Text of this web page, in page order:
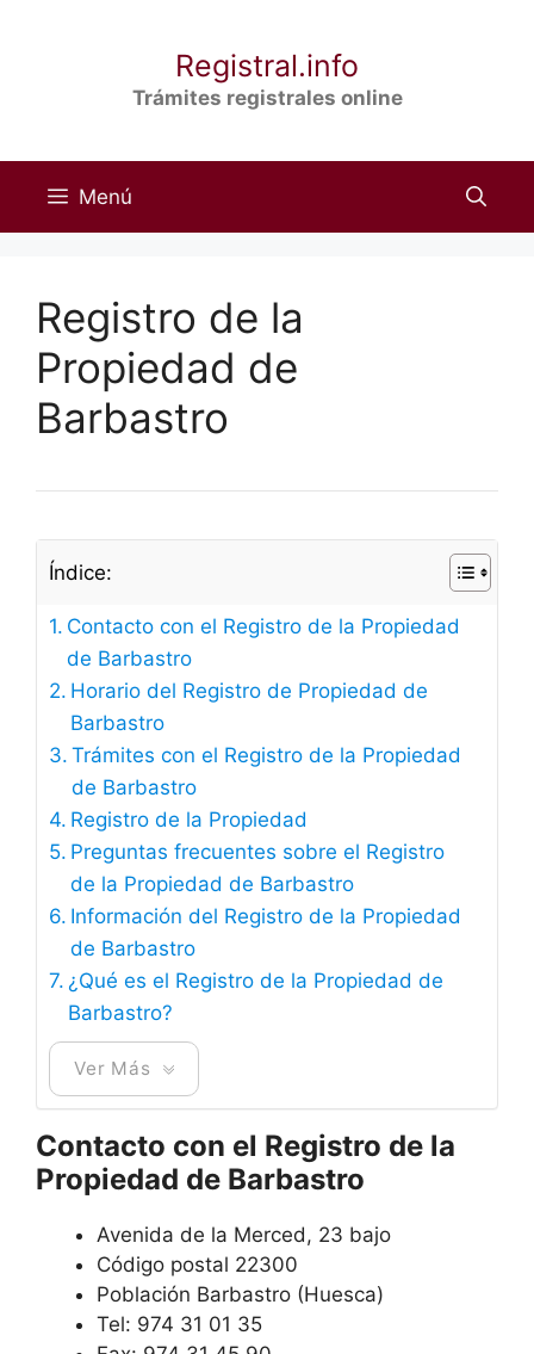
Registral.info
Trámites registrales online
Menú
Registro de la
Propiedad de
Barbastro
Índice:
Contacto con el Registro de la Propiedad
de Barbastro
Horario del Registro de Propiedad de
Barbastro
Trámites con el Registro de la Propiedad
de Barbastro
Registro de la Propiedad
Preguntas frecuentes sobre el Registro
de la Propiedad de Barbastro
Información del Registro de la Propiedad
de Barbastro
¿Qué es el Registro de la Propiedad de
Barbastro?
Ver Más
Contacto con el Registro de la
Propiedad de Barbastro
Avenida de la Merced, 23 bajo
Código postal 22300
Población Barbastro (Huesca)
Tel: 974 31 01 35